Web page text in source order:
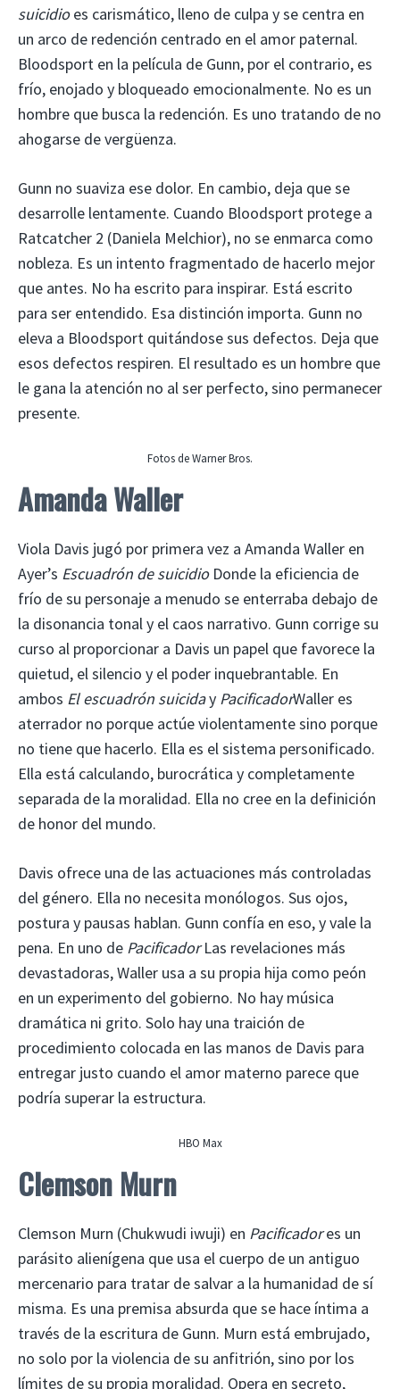
suicidioes carismático, lleno de culpa y se centra en
un arco de redención centrado en el amor paternal.
Bloodsport en la película de Gunn, por el contrario, es
frío, enojado y bloqueado emocionalmente. No es un
hombre que busca la redención. Es uno tratando de no
ahogarse de vergüenza.
Gunn no suaviza ese dolor. En cambio, deja que se
desarrolle lentamente. Cuando Bloodsport protege a
Ratcatcher 2 (Daniela Melchior), no se enmarca como
nobleza. Es un intento fragmentado de hacerlo mejor
que antes. No ha escrito para inspirar. Está escrito
para ser entendido. Esa distinción importa. Gunn no
eleva a Bloodsport quitándose sus defectos. Deja que
esos defectos respiren. El resultado es un hombre que
le gana la atención no al ser perfecto, sino permanecer
presente.
Fotos de Warner Bros.
Amanda Waller
Viola Davis jugó por primera vez a Amanda Waller en
Ayer’s Escuadrón de suicidioDonde la eficiencia de
frío de su personaje a menudo se enterraba debajo de
la disonancia tonal y el caos narrativo. Gunn corrige su
curso al proporcionar a Davis un papel que favorece la
quietud, el silencio y el poder inquebrantable. En
ambos El escuadrón suiciday PacificadorWaller es
aterrador no porque actúe violentamente sino porque
no tiene que hacerlo. Ella es el sistema personificado.
Ella está calculando, burocrática y completamente
separada de la moralidad. Ella no cree en la definición
de honor del mundo.
Davis ofrece una de las actuaciones más controladas
del género. Ella no necesita monólogos. Sus ojos,
postura y pausas hablan. Gunn confía en eso, y vale la
pena. En uno de PacificadorLas revelaciones más
devastadoras, Waller usa a su propia hija como peón
en un experimento del gobierno. No hay música
dramática ni grito. Solo hay una traición de
procedimiento colocada en las manos de Davis para
entregar justo cuando el amor materno parece que
podría superar la estructura.
HBO Max
Clemson Murn
Clemson Murn (Chukwudi iwuji) en Pacificadores un
parásito alienígena que usa el cuerpo de un antiguo
mercenario para tratar de salvar a la humanidad de sí
misma. Es una premisa absurda que se hace íntima a
través de la escritura de Gunn. Murn está embrujado,
no solo por la violencia de su anfitrión, sino por los
límites de su propia moralidad. Opera en secreto,